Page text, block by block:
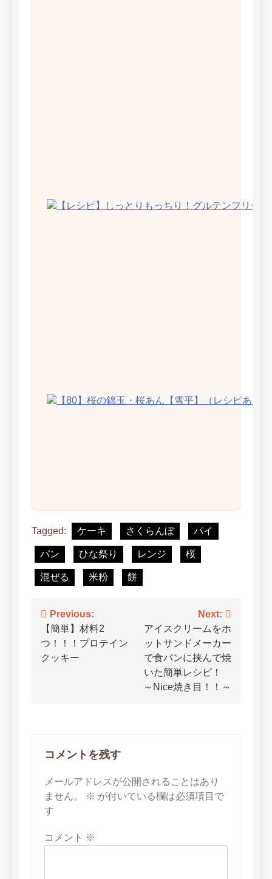
Tagged: ケーキ さくらんぼ パイ
パン ひな祭り レンジ 桜
混ぜる 米粉 餅
投
稿
ナ
シ
ン
Previous:
【簡単】材料2
つ！！！プロテイン
クッキー
Next:
アイスクリームをホ
ットサンドメーカー
で食パンに挟んで焼
いた簡単レシピ！
～Nice焼き目！！～
コメントを残す
メールアドレスが公開されることはあり
ません。
※ が付いている欄は必須項目で
す
コメント ※